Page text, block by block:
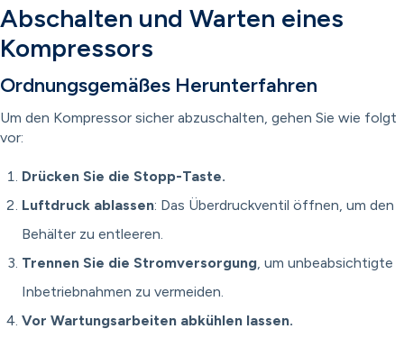
Abschalten und Warten eines
Kompressors
Ordnungsgemäßes Herunterfahren
Um den Kompressor sicher abzuschalten, gehen Sie wie folgt
vor:
Drücken Sie die Stopp-Taste.
Luftdruck ablassen: Das Überdruckventil öffnen, um den
Behälter zu entleeren.
Trennen Sie die Stromversorgung, um unbeabsichtigte
Inbetriebnahmen zu vermeiden.
Vor Wartungsarbeiten abkühlen lassen.